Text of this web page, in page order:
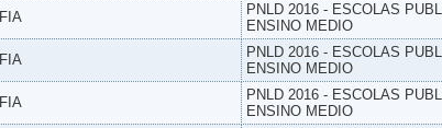
PNLD 2016 - ESCOLAS
ENSINO MEDIO
PNLD 2016 - ESCOLAS
ENSINO MEDIO
PNLD 2016 - ESCOLAS
ENSINO MEDIO